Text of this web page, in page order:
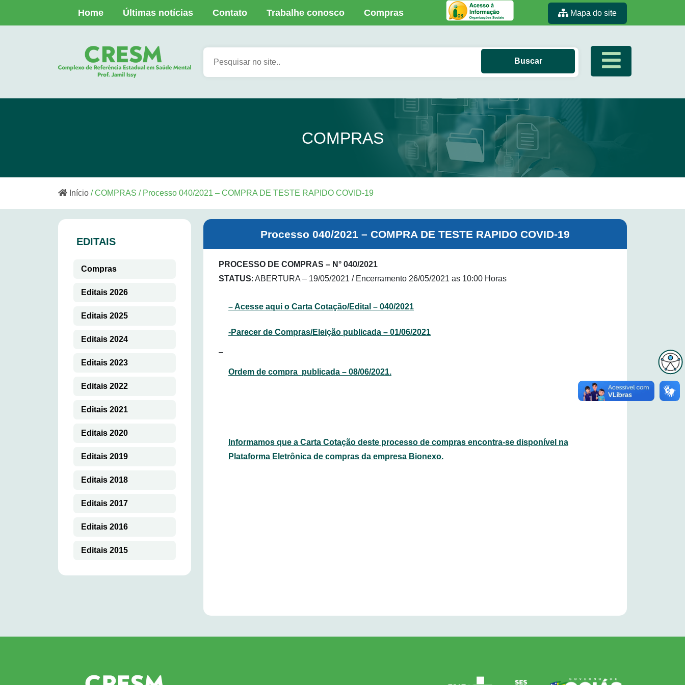
Home Últimas notícias Contato Trabalhe conosco Compras Mapa do site
COMPRAS
Início / COMPRAS / Processo 040/2021 – COMPRA DE TESTE RAPIDO COVID-19
EDITAIS
Compras
Editais 2026
Editais 2025
Editais 2024
Editais 2023
Editais 2022
Editais 2021
Editais 2020
Editais 2019
Editais 2018
Editais 2017
Editais 2016
Editais 2015
Processo 040/2021 – COMPRA DE TESTE RAPIDO COVID-19
PROCESSO DE COMPRAS – N° 040/2021
STATUS: ABERTURA – 19/05/2021 / Encerramento 26/05/2021 as 10:00 Horas
– Acesse aqui o Carta Cotação/Edital – 040/2021
-Parecer de Compras/Eleição publicada – 01/06/2021
–
Ordem de compra publicada – 08/06/2021.
Informamos que a Carta Cotação deste processo de compras encontra-se disponível na
Plataforma Eletrônica de compras da empresa Bionexo.